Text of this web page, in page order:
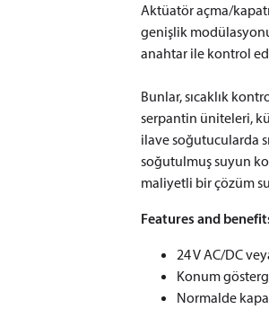
Aktüatör açma/
genişlik
anahtar ile kontrol
Bunlar, sıcaklık
serpantin üniteleri,
ilave soğutucularda
soğutulmuş suyun
maliyetli bir çözüm
Features and
24 V AC/DC
Konum
Normalde